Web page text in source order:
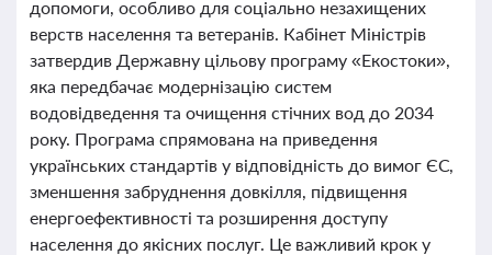
допомоги, особливо для соціально незахищених
верств населення та ветеранів. Кабінет Міністрів
затвердив Державну цільову програму «Екостоки»,
яка передбачає модернізацію систем
водовідведення та очищення стічних вод до 2034
року. Програма спрямована на приведення
українських стандартів у відповідність до вимог ЄС,
зменшення забруднення довкілля, підвищення
енергоефективності та розширення доступу
населення до якісних послуг. Це важливий крок у